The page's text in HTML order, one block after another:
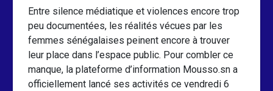
Entre silence médiatique et violences encore trop
peu documentées, les réalités vécues par les
femmes sénégalaises peinent encore à trouver
leur place dans l’espace public. Pour combler ce
manque, la plateforme d’information Mousso.sn a
officiellement lancé ses activités ce vendredi 6